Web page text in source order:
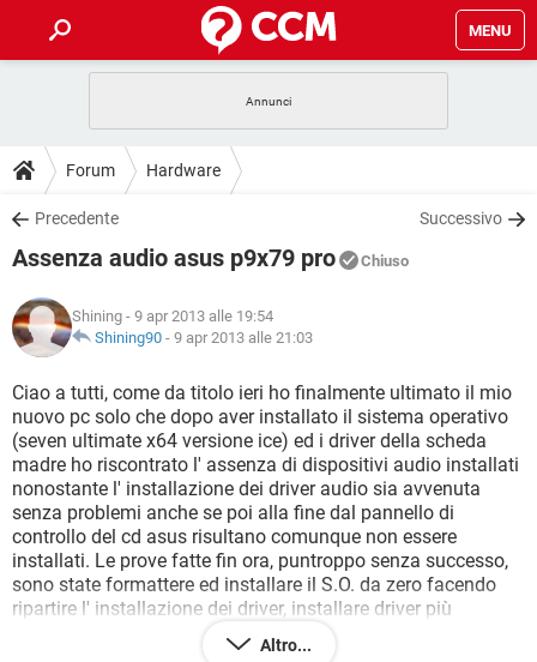
MENU
INTRATTENIMENTO
iOS
INSTAGRAM WHATSAPP
TIKTOK
HARDWARE
GUIDE
COVID-19
INSTAGRAM
TIKTOK
HARDWARE
DOWNLOAD
COVID-19 GAMING
INTRATTENIMENTO
iOS WINDOWS 10
INSTAGRAM WHATSAPP
TIKTOK FACEBOOK
HARDWARE
COVID-19
INTRATTENIMENTO
iOS WINDOWS 10
INSTAGRAM WHATSAPP
TIKTOK FACEBOOK
HARDWARE
GLOSSARIO
COVID-19 GAMING
INTRATTENIMENTO ANDROID
iOS WINDOWS 10
INSTAGRAM WHATSAPP
TIKTOK FACEBOOK
HARDWARE
Forum Hardware
Precedente Successivo
Assenza audio asus p9x79 pro Chiuso
Shining - 9 apr 2013 alle 19:54
Shining90 - 9 apr 2013 alle 21:03
Ciao a tutti, come da titolo ieri ho finalmente ultimato il mio
nuovo pc solo che dopo aver installato il sistema operativo
(seven ultimate x64 versione ice) ed i driver della scheda
madre ho riscontrato l' assenza di dispositivi audio installati
nonostante l' installazione dei driver audio sia avvenuta
senza problemi anche se poi alla fine dal pannello di
controllo del cd asus risultano comunque non essere
installati. Le prove fatte fin ora, puntroppo senza successo,
sono state formattere ed installare il S.O. da zero facendo
ripartire l' installazione dei driver, installare driver più
aggiornati sia da sito asus che quello realtek, aggiornare il
bios e anche controllare lo stato della voce Audio in quest'
Altro...